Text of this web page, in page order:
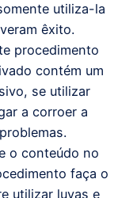
utiliza-la
êxito.
procedimento
contém um
se utilizar
a corroer a
o conteúdo no
faça o
utilizar luvas e